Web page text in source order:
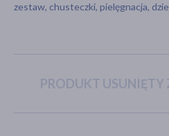
zestaw, chusteczki, pielęgnacja,
PRODUKT USUNIĘTY